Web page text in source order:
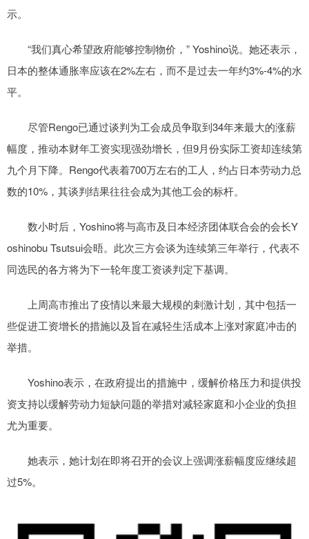
示。
“我们真心希望政府能够控制物价，” Yoshino说。她还表示，
日本的整体通胀率应该在2%左右，而不是过去一年约3%-4%的水
平。
尽管Rengo已通过谈判为工会成员争取到34年来最大的涨薪
幅度，推动本财年工资实现强劲增长，但9月份实际工资却连续第
九个月下降。Rengo代表着700万左右的工人，约占日本劳动力总
数的10%，其谈判结果往往会成为其他工会的标杆。
数小时后，Yoshino将与高市及日本经济团体联合会的会长Y
oshinobu Tsutsui会晤。此次三方会谈为连续第三年举行，代表不
同选民的各方将为下一轮年度工资谈判定下基调。
上周高市推出了疫情以来最大规模的刺激计划，其中包括一
些促进工资增长的措施以及旨在减轻生活成本上涨对家庭冲击的
举措。
Yoshino表示，在政府提出的措施中，缓解价格压力和提供投
资支持以缓解劳动力短缺问题的举措对减轻家庭和小企业的负担
尤为重要。
她表示，她计划在即将召开的会议上强调涨薪幅度应继续超
过5%。